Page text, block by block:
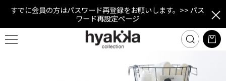
すでに会員の方はパスワード再登録をお願いします。 >> パス
ワード再設定ページ